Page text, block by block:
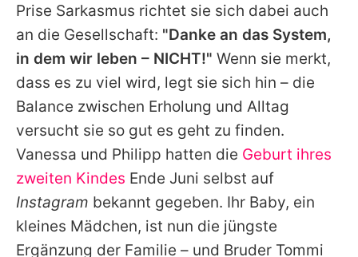
Prise Sarkasmus richtet sie sich dabei auch
an die Gesellschaft: "Danke an das System,
in dem wir leben – NICHT!" Wenn sie merkt,
dass es zu viel wird, legt sie sich hin – die
Balance zwischen Erholung und Alltag
versucht sie so gut es geht zu finden.
Vanessa und Philipp hatten die Geburt ihres
zweiten Kindes Ende Juni selbst auf
Instagram bekannt gegeben. Ihr Baby, ein
kleines Mädchen, ist nun die jüngste
Ergänzung der Familie – und Bruder Tommi